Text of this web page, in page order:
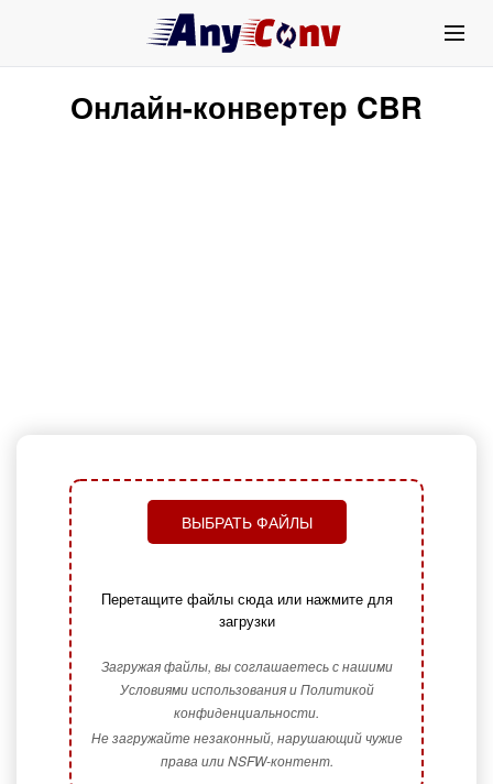
Онлайн-конвертер CBR
ВЫБРАТЬ ФАЙЛЫ
Перетащите файлы сюда или нажмите для
загрузки
Загружая файлы, вы соглашаетесь с нашими
Условиями использования и Политикой
конфиденциальности.
Не загружайте незаконный, нарушающий чужие
права или NSFW-контент.